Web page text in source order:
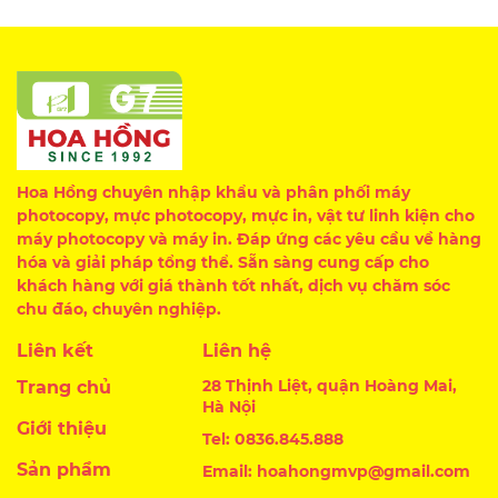
Hoa Hồng chuyên nhập khẩu và phân phối máy
photocopy, mực photocopy, mực in, vật tư linh kiện cho
máy photocopy và máy in. Đáp ứng các yêu cầu về hàng
hóa và giải pháp tổng thể. Sẵn sàng cung cấp cho
khách hàng với giá thành tốt nhất, dịch vụ chăm sóc
chu đáo, chuyên nghiệp.
Liên kết
Trang chủ
Giới thiệu
Sản phẩm
Liên hệ
28 Thịnh Liệt, quận Hoàng Mai,
Hà Nội
Tel: 0836.845.888
Email: hoahongmvp@gmail.com